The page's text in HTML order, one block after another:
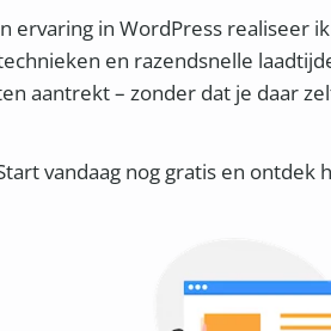
ervaring in WordPress realiseer
en razendsnelle
aantrekt – zonder dat je daar
vandaag nog gratis en